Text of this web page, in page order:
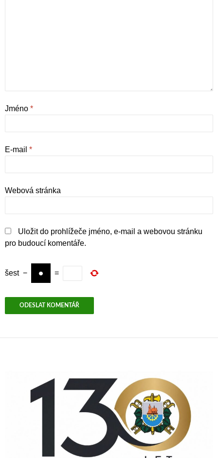
Jméno *
E-mail *
Webová stránka
Uložit do prohlížeče jméno, e-mail a webovou stránku
pro budoucí komentáře.
šest − =